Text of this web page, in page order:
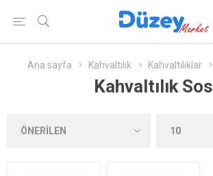
Ana sayfa Kahvaltılık Kahvaltılıklar
Kahvaltılık Sos